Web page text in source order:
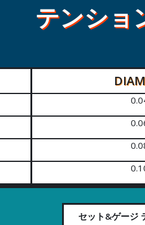
テンショ
セット&ゲージ